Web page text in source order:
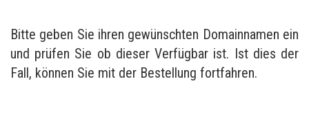
Bitte geben Sie ihren gewünschten Domainnamen ein
und prüfen Sie ob dieser Verfügbar ist. Ist dies der
Fall, können Sie mit der Bestellung fortfahren.